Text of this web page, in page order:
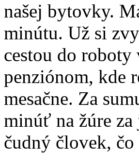
našej bytovky.
minútu. Už si
cestou do
penziónom, kde
mesačne. Za
minúť na žúre
čudný človek,